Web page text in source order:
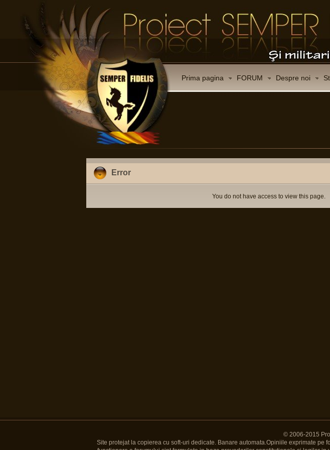
Prima pagina FORUM Despre noi
Error
You do not have access to view this page.
© 2006-2015
Site protejat la copierea cu soft-uri dedicate. Banare automata.Opiniile exprimate